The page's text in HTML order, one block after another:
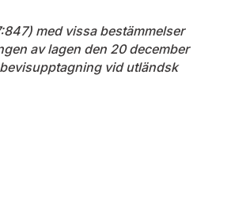
med vissa bestämmelser
av lagen den 20 december
vid utländsk